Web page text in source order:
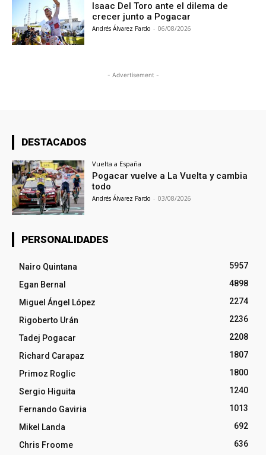
Isaac Del Toro ante el dilema de
crecer junto a Pogacar
Andrés Álvarez Pardo - 06/08/2026
- Advertisement -
DESTACADOS
Vuelta a España
Pogacar vuelve a La Vuelta y cambia
todo
Andrés Álvarez Pardo - 03/08/2026
PERSONALIDADES
Nairo Quintana
5957
Egan Bernal
4898
Miguel Ángel López
2274
Rigoberto Urán
2236
Tadej Pogacar
2208
Richard Carapaz
1807
Primoz Roglic
1800
Sergio Higuita
1240
Fernando Gaviria
1013
Mikel Landa
692
Chris Froome
636